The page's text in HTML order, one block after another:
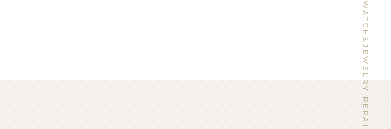
WATCH&JEWELRY REPAIR LAB SNS